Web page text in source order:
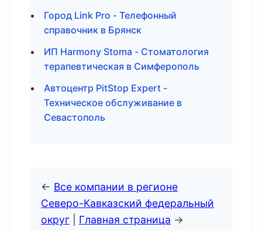
Город Link Pro - Телефонный
справочник в Брянск
ИП Harmony Stoma - Стоматология
терапевтическая в Симферополь
Автоцентр PitStop Expert -
Техническое обслуживание в
Севастополь
← Все компании в регионе
Северо-Кавказский федеральный
округ
Главная страница →